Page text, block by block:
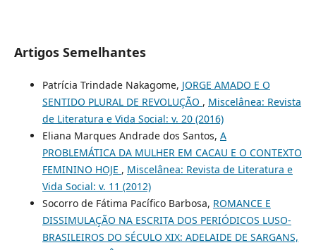
Artigos Semelhantes
Patrícia Trindade Nakagome, JORGE AMADO E O
SENTIDO PLURAL DE REVOLUÇÃO , Miscelânea: Revista
de Literatura e Vida Social: v. 20 (2016)
Eliana Marques Andrade dos Santos, A
PROBLEMÁTICA DA MULHER EM CACAU E O CONTEXTO
FEMININO HOJE , Miscelânea: Revista de Literatura e
Vida Social: v. 11 (2012)
Socorro de Fátima Pacífico Barbosa, ROMANCE E
DISSIMULAÇÃO NA ESCRITA DOS PERIÓDICOS LUSO-
BRASILEIROS DO SÉCULO XIX: ADELAIDE DE SARGANS,